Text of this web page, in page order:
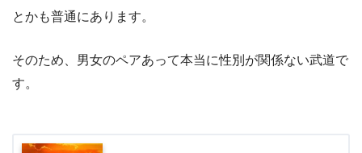
とかも普通にあります。
そのため、男女のペアあって本当に性別が関係ない武道で
す。